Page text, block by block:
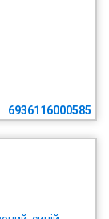
6936116000585